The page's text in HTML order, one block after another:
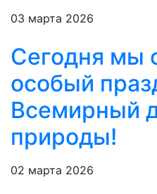
03 марта 2026
Сегодня мы
особый
Всемирный
природы!
02 марта 2026